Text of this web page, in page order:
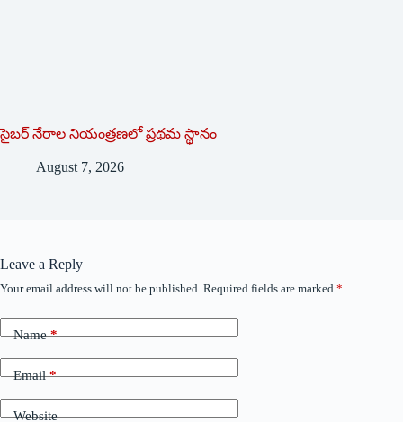
సైబర్ నేరాల నియంత్రణలో ప్రథమ స్థానం
August 7, 2026
Leave a Reply
Your email address will not be published. Required fields are marked *
Name*
Email*
Website